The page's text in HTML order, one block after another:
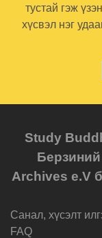
тустай гэж
хүсвэл нэг
Study
Берзиний
Archives e.V
Санал, хүсэлт
FAQ